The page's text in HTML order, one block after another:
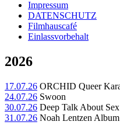
Impressum
DATENSCHUTZ
Filmhauscafé
Einlassvorbehalt
2026
17.07.26 ORCHID Queer
24.07.26 Swoon
30.07.26 Deep Talk About
31.07.26 Noah Lentzen